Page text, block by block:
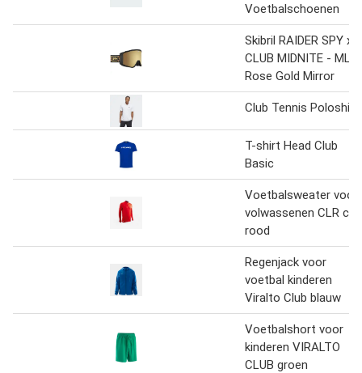
Voetbalschoenen
Skibril RAIDER SPY x
CLUB MIDNITE - ML
Rose Gold Mirror
Club Tennis Poloshirt
T-shirt Head Club
Basic
Voetbalsweater voor
volwassenen CLR
rood
Regenjack voor
voetbal kinderen
Viralto Club blauw
Voetbalshort voor
kinderen VIRALTO
CLUB groen